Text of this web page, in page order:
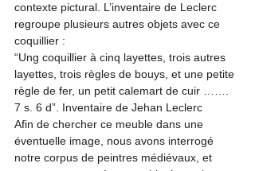
contexte pictural. L’inventaire de Leclerc
regroupe plusieurs autres objets avec ce
coquillier :
“Ung coquillier à cinq layettes, trois autres
layettes, trois règles de bouys, et une petite
règle de fer, un petit calemart de cuir …….
7 s. 6 d”. Inventaire de Jehan Leclerc
Afin de chercher ce meuble dans une
éventuelle image, nous avons interrogé
notre corpus de peintres médiévaux, et